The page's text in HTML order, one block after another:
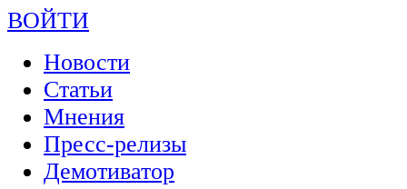
ВОЙТИ
Новости
Статьи
Мнения
Пресс-релизы
Демотиватор